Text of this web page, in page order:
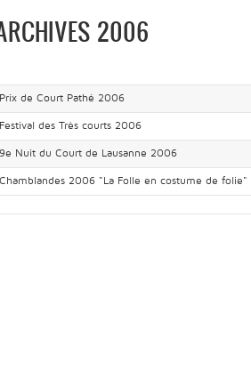
2006
Prix de Court Pathé 2006
Festival des Très courts 2006
9e Nuit du Court de Lausanne 2006
Chamblandes 2006 "La Folle en costume de folie"